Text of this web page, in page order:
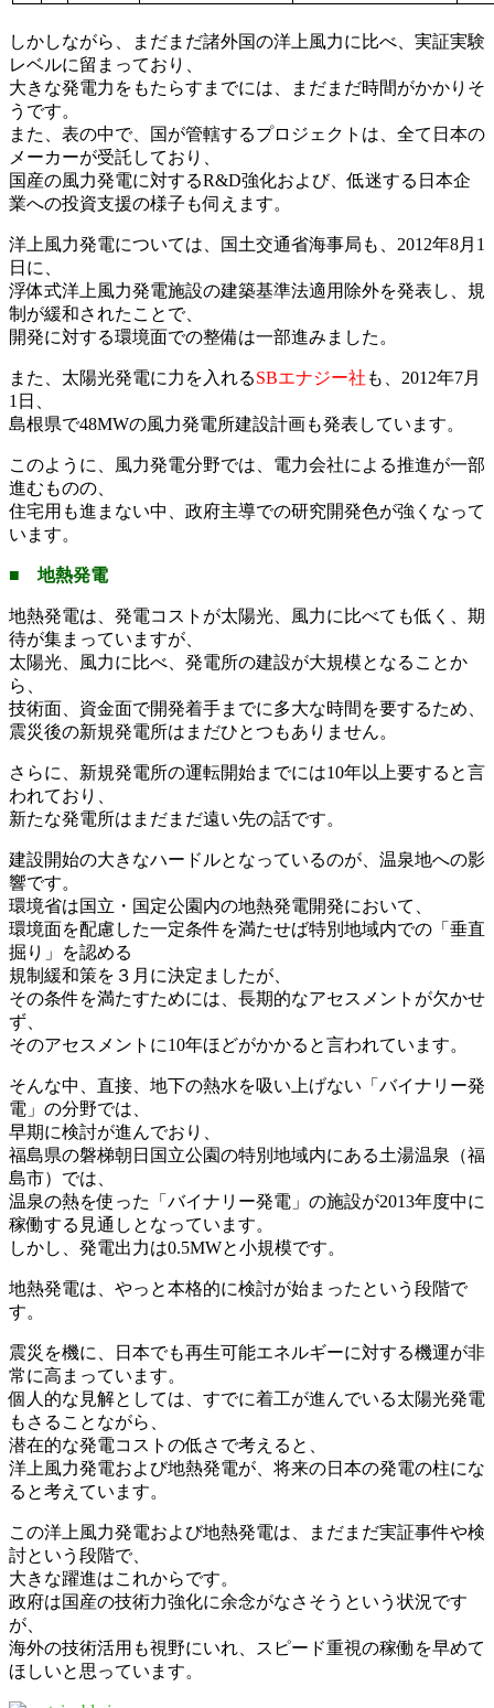
しかしながら、まだまだ諸外国の洋上風力に比べ、実証実験
レベルに留まっており、
大きな発電力をもたらすまでには、まだまだ時間がかかりそ
うです。
また、表の中で、国が管轄するプロジェクトは、全て日本の
メーカーが受託しており、
国産の風力発電に対するR&D強化および、低迷する日本企
業への投資支援の様子も伺えます。
洋上風力発電については、国土交通省海事局も、2012年8月1
日に、
浮体式洋上風力発電施設の建築基準法適用除外を発表し、規
制が緩和されたことで、
開発に対する環境面での整備は一部進みました。
また、太陽光発電に力を入れるSBエナジー社 も、2012年7月
1日、
島根県で48MWの風力発電所建設計画も発表しています。
このように、風力発電分野では、電力会社による推進が一部
進むものの、
住宅用も進まない中、政府主導での研究開発色が強くなって
います。
■ 地熱発電
地熱発電は、発電コストが太陽光、風力に比べても低く、期
待が集まっていますが、
太陽光、風力に比べ、発電所の建設が大規模となることか
ら、
技術面、資金面で開発着手までに多大な時間を要するため、
震災後の新規発電所はまだひとつもありません。
さらに、新規発電所の運転開始までには10年以上要すると言
われており、
新たな発電所はまだまだ遠い先の話です。
建設開始の大きなハードルとなっているのが、温泉地への影
響です。
環境省は国立・国定公園内の地熱発電開発において、
環境面を配慮した一定条件を満たせば特別地域内での「垂直
掘り」を認める
規制緩和策を３月に決定ましたが、
その条件を満たすためには、長期的なアセスメントが欠かせ
ず、
そのアセスメントに10年ほどがかかると言われています。
そんな中、直接、地下の熱水を吸い上げない「バイナリー発
電」の分野では、
早期に検討が進んでおり、
福島県の磐梯朝日国立公園の特別地域内にある土湯温泉（福
島市）では、
温泉の熱を使った「バイナリー発電」の施設が2013年度中に
稼働する見通しとなっています。
しかし、発電出力は0.5MWと小規模です。
地熱発電は、やっと本格的に検討が始まったという段階で
す。
震災を機に、日本でも再生可能エネルギーに対する機運が非
常に高まっています。
個人的な見解としては、すでに着工が進んでいる太陽光発電
もさることながら、
潜在的な発電コストの低さで考えると、
洋上風力発電および地熱発電が、将来の日本の発電の柱にな
ると考えています。
この洋上風力発電および地熱発電は、まだまだ実証事件や検
討という段階で、
大きな躍進はこれからです。
政府は国産の技術力強化に余念がなさそうという状況です
が、
海外の技術活用も視野にいれ、スピード重視の稼働を早めて
ほしいと思っています。